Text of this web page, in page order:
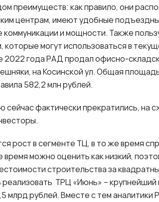
преимуществ: как правило, они
центрам, имеют удобные
и мощности. Также
могут использоваться в
2022 года РАД продал офисно-
на Косинской ул. Общая
582,2 млн рублей.
сейчас фактически прекратились, на
рост в сегменте ТЦ, в то же время
можно оценить как низкий,
строительства за
ТРЦ «Июнь» – крупнейший
млрд рублей. Вместе с тем